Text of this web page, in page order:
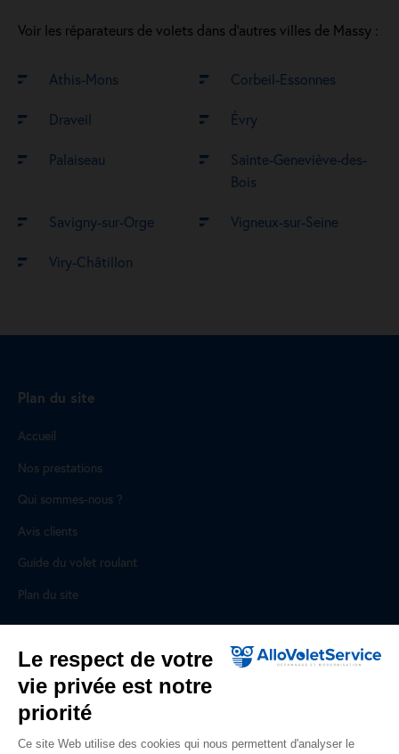
Voir les réparateurs de volets dans d’autres villes de Massy :
Athis-Mons Corbeil-Essonnes
Draveil Évry
Palaiseau
Sainte-Geneviève-des-
Bois
Savigny-sur-Orge Vigneux-sur-Seine
Viry-Châtillon
Plan du site
Accueil
Nos prestations
Qui sommes-nous ?
Avis clients
Guide du volet roulant
Plan du site
Pour les professionnels
Professionnels, des prestations ad hoc
Rejoignez un réseau national, nous recrutons !
Le respect de votre
vie privée est notre
priorité
Ce site Web utilise des cookies qui nous permettent d'analyser le